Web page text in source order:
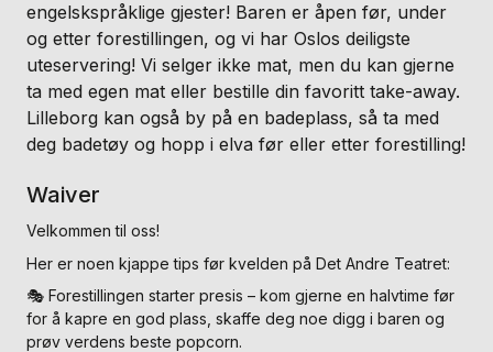
engelskspråklige gjester! Baren er åpen før, under
og etter forestillingen, og vi har Oslos deiligste
uteservering! Vi selger ikke mat, men du kan gjerne
ta med egen mat eller bestille din favoritt take-away.
Lilleborg kan også by på en badeplass, så ta med
deg badetøy og hopp i elva før eller etter forestilling!
Waiver
Velkommen til oss!
Her er noen kjappe tips før kvelden på Det Andre Teatret:
🎭 Forestillingen starter presis – kom gjerne en halvtime før
for å kapre en god plass, skaffe deg noe digg i baren og
prøv verdens beste popcorn.